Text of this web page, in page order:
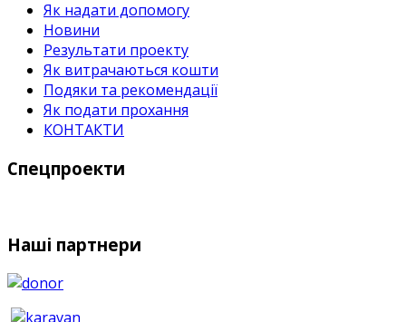
Як надати допомогу
Новини
Результати проекту
Як витрачаються кошти
Подяки та рекомендації
Як подати прохання
КОНТАКТИ
Спецпроекти
Наші партнери